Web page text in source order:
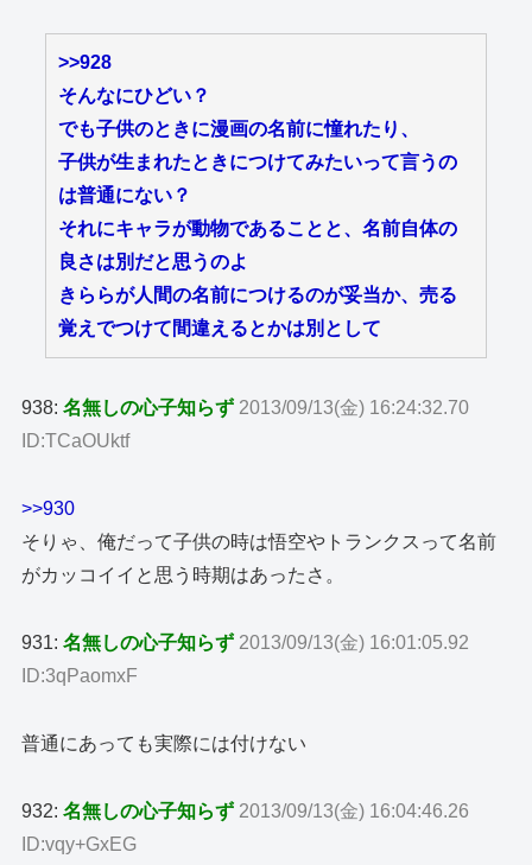
>>928
そんなにひどい？
でも子供のときに漫画の名前に憧れたり、
子供が生まれたときにつけてみたいって言うの
は普通にない？
それにキャラが動物であることと、名前自体の
良さは別だと思うのよ
きららが人間の名前につけるのが妥当か、売る
覚えでつけて間違えるとかは別として
938:名無しの心子知らず 2013/09/13(金) 16:24:32.70
ID:TCaOUktf
>>930
そりゃ、俺だって子供の時は悟空やトランクスって名前
がカッコイイと思う時期はあったさ。
931:名無しの心子知らず 2013/09/13(金) 16:01:05.92
ID:3qPaomxF
普通にあっても実際には付けない
932:名無しの心子知らず 2013/09/13(金) 16:04:46.26
ID:vqy+GxEG